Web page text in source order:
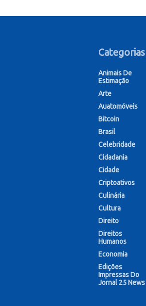
Categorias
Animais De
Estimação
Arte
Auatomóveis
Bitcoin
Brasil
Celebridade
Cidadania
Cidade
Criptoativos
Culinária
Cultura
Direito
Direitos
Humanos
Economia
Edições
Impressas Do
Jornal 25 News